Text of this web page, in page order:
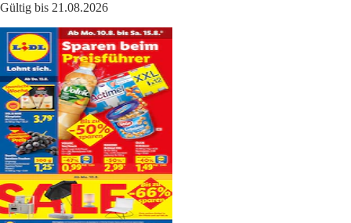
Gültig bis 21.08.2026